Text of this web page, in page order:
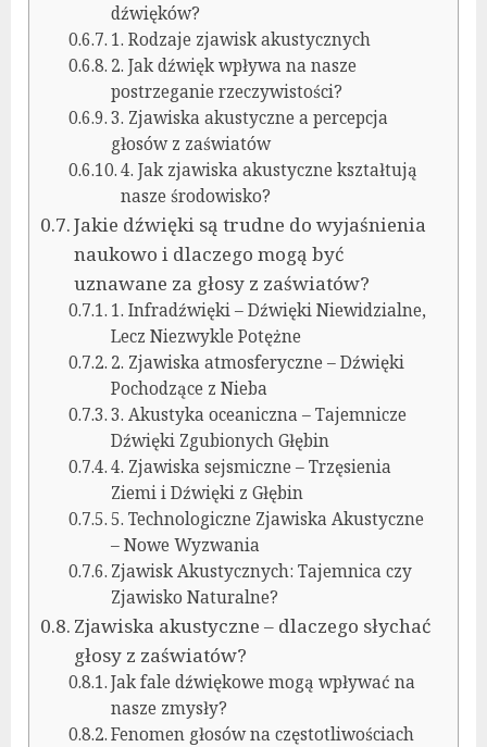
dźwięków?
1. Rodzaje zjawisk akustycznych
2. Jak dźwięk wpływa na nasze
postrzeganie rzeczywistości?
3. Zjawiska akustyczne a percepcja
głosów z zaświatów
4. Jak zjawiska akustyczne kształtują
nasze środowisko?
Jakie dźwięki są trudne do wyjaśnienia
naukowo i dlaczego mogą być
uznawane za głosy z zaświatów?
1. Infradźwięki – Dźwięki Niewidzialne,
Lecz Niezwykle Potężne
2. Zjawiska atmosferyczne – Dźwięki
Pochodzące z Nieba
3. Akustyka oceaniczna – Tajemnicze
Dźwięki Zgubionych Głębin
4. Zjawiska sejsmiczne – Trzęsienia
Ziemi i Dźwięki z Głębin
5. Technologiczne Zjawiska Akustyczne
– Nowe Wyzwania
Zjawisk Akustycznych: Tajemnica czy
Zjawisko Naturalne?
Zjawiska akustyczne – dlaczego słychać
głosy z zaświatów?
Jak fale dźwiękowe mogą wpływać na
nasze zmysły?
Fenomen głosów na częstotliwościach